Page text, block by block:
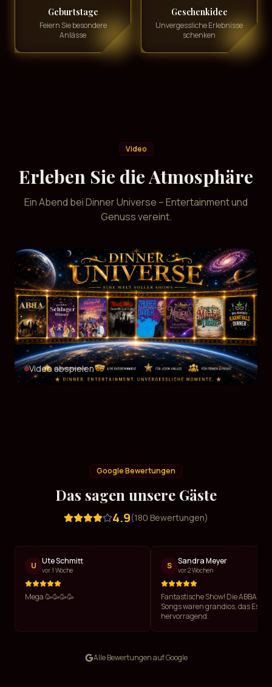
Geburtstage
Feiern Sie besondere
Anlässe
Geschenkidee
Unvergessliche Erlebnisse
schenken
Video
Erleben Sie die Atmosphäre
Ein Abend bei Dinner Universe – Entertainment und
Genuss vereint.
Video abspielen
Google Bewertungen
Das sagen unsere Gäste
4.9(180 Bewertungen)
U Ute Schmitt
vor 1 Woche
Mega 🥳🥳🥳🥳
S Sandra Meyer
vor 2 Wochen
Fantastische Show! Die ABBA-
Songs waren grandios, das Essen
hervorragend.
Alle Bewertungen auf Google